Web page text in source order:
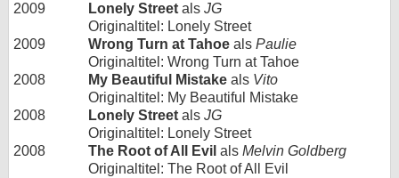
2009
Lonely Street als JG
Originaltitel: Lonely Street
2009
Wrong Turn at Tahoe als Paulie
Originaltitel: Wrong Turn at Tahoe
2008
My Beautiful Mistake als Vito
Originaltitel: My Beautiful Mistake
2008
Lonely Street als JG
Originaltitel: Lonely Street
2008
The Root of All Evil als Melvin Goldberg
Originaltitel: The Root of All Evil